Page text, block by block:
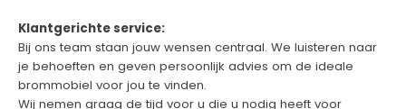
Klantgerichte service:
Bij ons team staan jouw wensen centraal. We luisteren naar
je behoeften en geven persoonlijk advies om de ideale
brommobiel voor jou te vinden.
Wij nemen graag de tijd voor u die u nodig heeft voor